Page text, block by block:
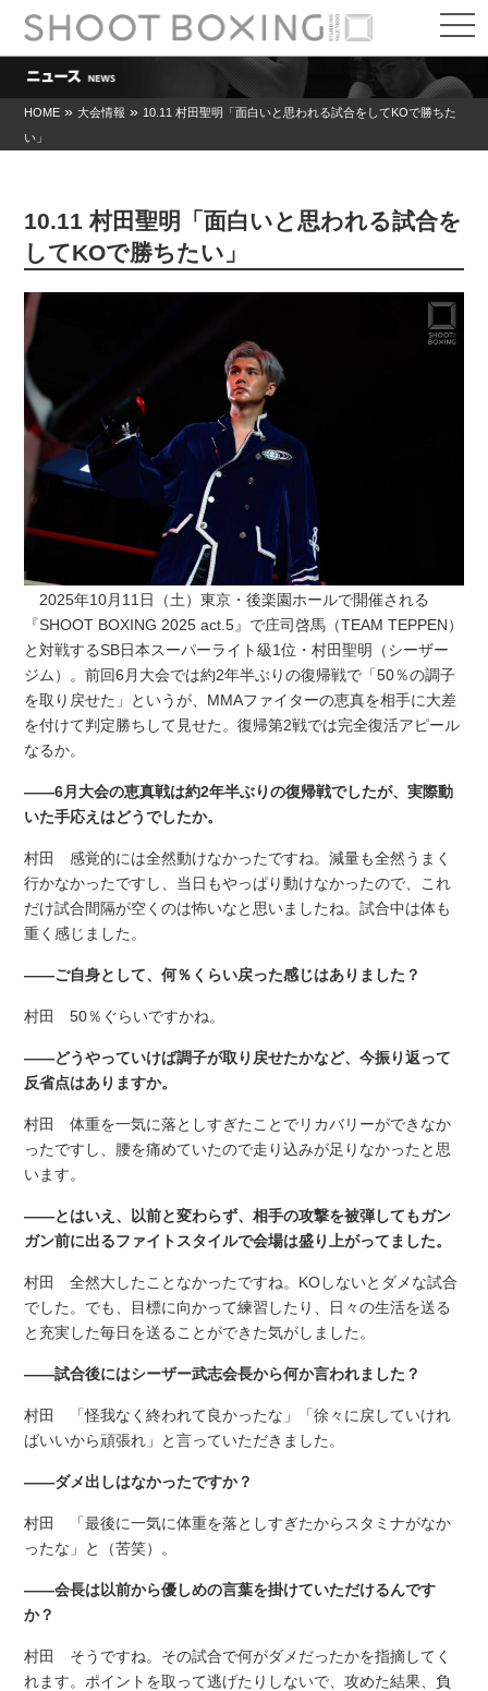
t
o
g
l
o
HOME »大会情報 » 10.11 村田聖明「面白いと思われる試合をしてKOで勝ちた
い」
10.11 村田聖明「面白いと思われる試合を
してKOで勝ちたい」
2025年10月11日（土）東京・後楽園ホールで開催される
『SHOOT BOXING 2025 act.5』で庄司啓馬（TEAM TEPPEN）
と対戦するSB日本スーパーライト級1位・村田聖明（シーザー
ジム）。前回6月大会では約2年半ぶりの復帰戦で「50％の調子
を取り戻せた」というが、MMAファイターの恵真を相手に大差
を付けて判定勝ちして見せた。復帰第2戦では完全復活アピール
なるか。
――6月大会の恵真戦は約2年半ぶりの復帰戦でしたが、実際動
いた手応えはどうでしたか。
村田 感覚的には全然動けなかったですね。減量も全然うまく
行かなかったですし、当日もやっぱり動けなかったので、これ
だけ試合間隔が空くのは怖いなと思いましたね。試合中は体も
重く感じました。
――ご自身として、何％くらい戻った感じはありました？
村田 50％ぐらいですかね。
――どうやっていけば調子が取り戻せたかなど、今振り返って
反省点はありますか。
村田 体重を一気に落としすぎたことでリカバリーができなか
ったですし、腰を痛めていたので走り込みが足りなかったと思
います。
――とはいえ、以前と変わらず、相手の攻撃を被弾してもガン
ガン前に出るファイトスタイルで会場は盛り上がってました。
村田 全然大したことなかったですね。KOしないとダメな試合
でした。でも、目標に向かって練習したり、日々の生活を送る
と充実した毎日を送ることができた気がしました。
――試合後にはシーザー武志会長から何か言われました？
村田 「怪我なく終われて良かったな」「徐々に戻していけれ
ばいいから頑張れ」と言っていただきました。
――ダメ出しはなかったですか？
村田 「最後に一気に体重を落としすぎたからスタミナがなか
ったな」と（苦笑）。
――会長は以前から優しめの言葉を掛けていただけるんです
か？
村田 そうですね。その試合で何がダメだったかを指摘してく
れます。ポイントを取って逃げたりしないで、攻めた結果、負